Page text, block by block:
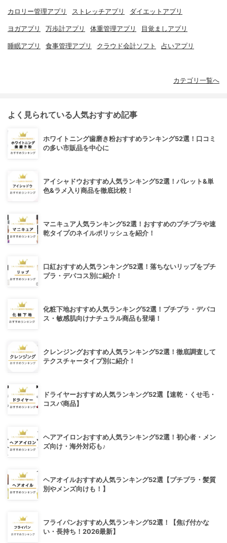
カロリー管理アプリ ストレッチアプリ ダイエットアプリ
ヨガアプリ 万歩計アプリ 体重管理アプリ 目覚ましアプリ
睡眠アプリ 食事管理アプリ クラウド会計ソフト 占いアプリ
カテゴリ一覧へ
よく見られている人気おすすめ記事
ホワイトニング歯磨き粉おすすめランキング52選！口コミ
の多い市販品を中心に
アイシャドウおすすめ人気ランキング52選！パレット&単
色&ラメ入り商品を徹底比較！
マニキュア人気ランキング52選！おすすめのプチプラや速
乾タイプのネイルポリッシュを紹介！
口紅おすすめ人気ランキング52選！落ちないリップをプチ
プラ・デパコス別に紹介！
化粧下地おすすめ人気ランキング52選！プチプラ・デパコ
ス・敏感肌向けナチュラル商品も登場！
クレンジングおすすめ人気ランキング52選！徹底調査して
テクスチャータイプ別に紹介！
ドライヤーおすすめ人気ランキング52選【速乾・くせ毛・
コスパ商品】
ヘアアイロンおすすめ人気ランキング52選！初心者・メン
ズ向け・海外対応も♪
ヘアオイルおすすめ人気ランキング52選【プチプラ・髪質
別やメンズ向けも！】
フライパンおすすめ人気ランキング52選！【焦げ付かな
い・長持ち！2026最新】